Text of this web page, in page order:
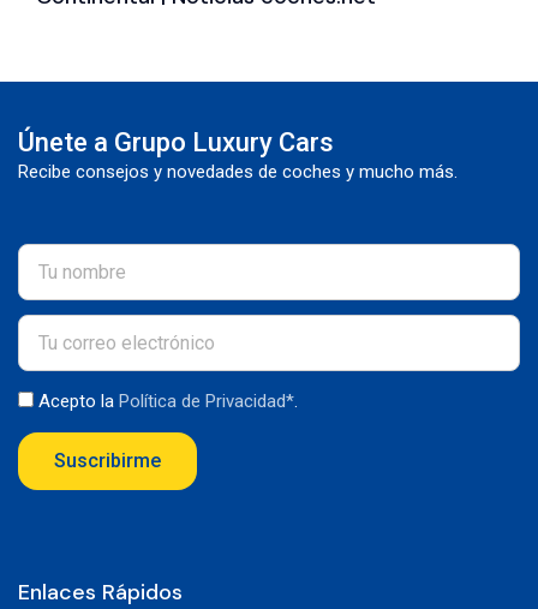
Únete a Grupo Luxury Cars
Recibe consejos y novedades de coches y mucho más.
Acepto la Política de Privacidad*.
Suscribirme
Enlaces Rápidos